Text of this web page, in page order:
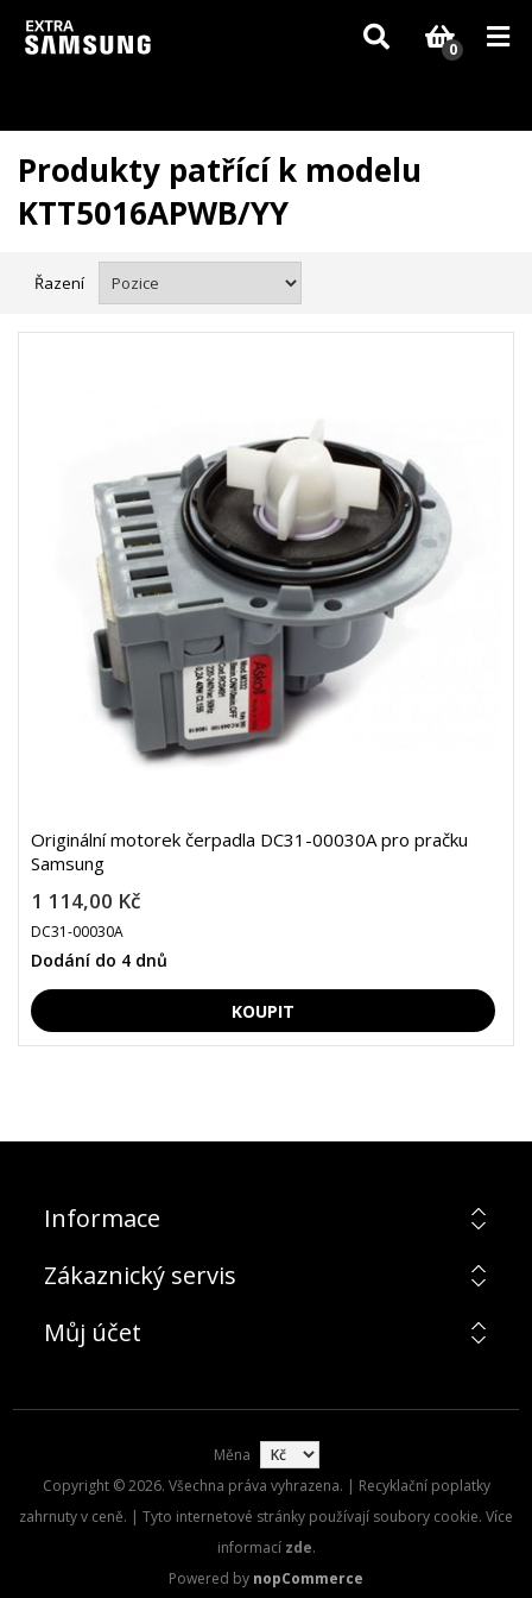
Vzhledem k aktuální situaci se může dodání dílů, které nejsou skladem,
zpozdit. Děkujeme za pochopení.
0
Produkty patřící k modelu
KTT5016APWB/YY
Řazení
Originální motorek čerpadla DC31-00030A pro pračku
Samsung
1 114,00 Kč
DC31-00030A
Dodání do 4 dnů
Informace
Zákaznický servis
Můj účet
Měna
Copyright © 2026. Všechna práva vyhrazena. | Recyklační poplatky
zahrnuty v ceně. | Tyto internetové stránky používají soubory cookie. Více
informací zde.
Powered by nopCommerce